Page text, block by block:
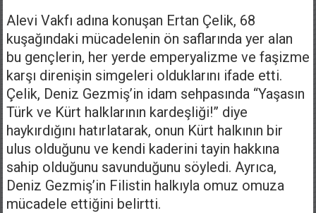
Alevi Vakfı adına konuşan Ertan Çelik, 68
kuşağındaki mücadelenin ön saflarında yer alan
bu gençlerin, her yerde emperyalizme ve faşizme
karşı direnişin simgeleri olduklarını ifade etti.
Çelik, Deniz Gezmiş’in idam sehpasında “Yaşasın
Türk ve Kürt halklarının kardeşliği!” diye
haykırdığını hatırlatarak, onun Kürt halkının bir
ulus olduğunu ve kendi kaderini tayin hakkına
sahip olduğunu savunduğunu söyledi. Ayrıca,
Deniz Gezmiş’in Filistin halkıyla omuz omuza
mücadele ettiğini belirtti.